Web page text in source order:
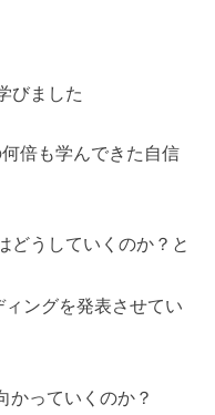
びました
倍も学んできた自信
どうしていくのか？と
ングを発表させてい
かっていくのか？